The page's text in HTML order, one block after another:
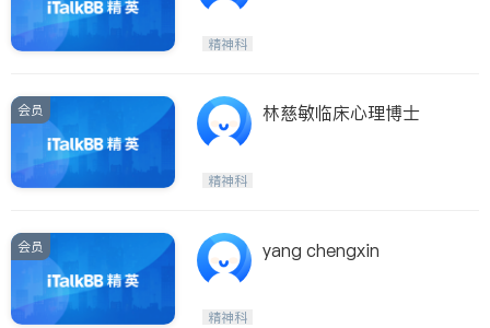
精神科
会员 林慈敏临床心理博士
精神科
会员 yang chengxin
精神科